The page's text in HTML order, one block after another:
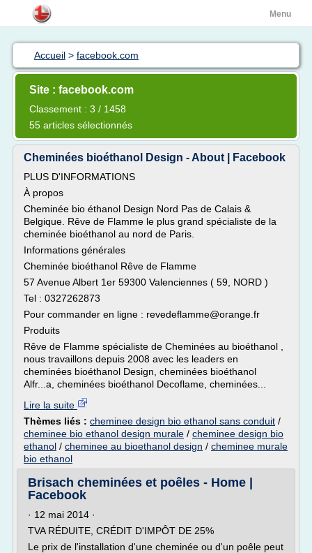
Menu
Accueil > facebook.com
Site : facebook.com
Classement : 3 / 1458
55 articles sélectionnés
Cheminées bioéthanol Design - About | Facebook
PLUS D'INFORMATIONS
À propos
Cheminée bio éthanol Design Nord Pas de Calais &
Belgique. Rêve de Flamme le plus grand spécialiste de la
cheminée bioéthanol au nord de Paris.
Informations générales
Cheminée bioéthanol Rêve de Flamme
57 Avenue Albert 1er 59300 Valenciennes ( 59, NORD )
Tel : 0327262873
Pour commander en ligne : revedeflamme@orange.fr
Produits
Rêve de Flamme spécialiste de Cheminées au bioéthanol ,
nous travaillons depuis 2008 avec les leaders en
cheminées bioéthanol Design, cheminées bioéthanol
Alfr...a, cheminées bioéthanol Decoflame, cheminées...
Lire la suite
Thèmes liés : cheminee design bio ethanol sans conduit /
cheminee bio ethanol design murale / cheminee design bio
ethanol / cheminee au bioethanol design / cheminee murale
bio ethanol
Brisach cheminées et poêles - Home |
Facebook
· 12 mai 2014 ·
TVA RÉDUITE, CRÉDIT D'IMPÔT DE 25%
Le prix de l'installation d'une cheminée ou d'un poêle peut